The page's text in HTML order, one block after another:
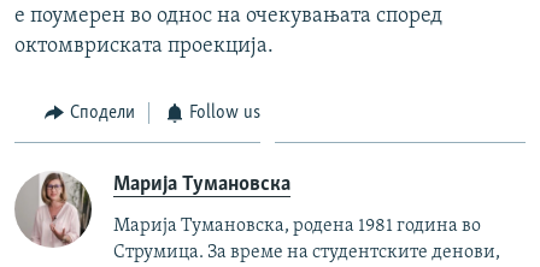
е поумерен во однос на очекувањата според
октомвриската проекција.
Сподели Follow us
Марија Тумановска
Марија Тумановска, родена 1981 година во
Струмица. За време на студентските денови,